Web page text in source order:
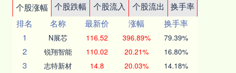
个股涨幅 个股跌幅 个股流入 个股流出
换手率
排名
名称 最新价 涨幅
换手率
1
N展芯 116.52 396.89% 79.39%
2 锐翔智能 110.02 20.21% 16.80%
3 志特新材 14.8 20.03% 14.18%